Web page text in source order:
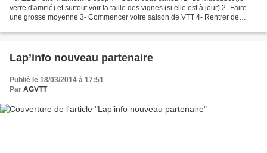
verre d'amitié) et surtout voir la taille des vignes (si elle est à jour) 2- Faire
une grosse moyenne 3- Commencer votre saison de VTT 4- Rentrer de
Lap’info nouveau partenaire
Publié le 18/03/2014 à 17:51
Par AGVTT